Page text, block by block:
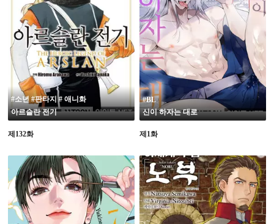
#소년 #판타지 # 애니화
아르슬란 전기
제132화
19
#BL
신이 하자는 대로
제1화